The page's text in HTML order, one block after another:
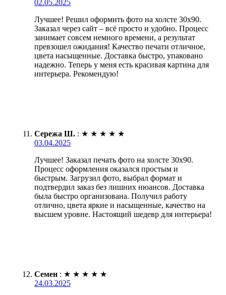
02.05.2025
Лучшее! Решил оформить фото на холсте 30х90.
Заказал через сайт – всё просто и удобно. Процесс
занимает совсем немного времени, а результат
превзошел ожидания! Качество печати отличное,
цвета насыщенные. Доставка быстро, упаковано
надежно. Теперь у меня есть красивая картина для
интерьера. Рекомендую!
Сережа Ш. : ★ ★ ★ ★ ★
03.04.2025
Лучшее! Заказал печать фото на холсте 30х90.
Процесс оформления оказался простым и
быстрым. Загрузил фото, выбрал формат и
подтвердил заказ без лишних нюансов. Доставка
была быстро организована. Получил работу
отлично, цвета яркие и насыщенные, качество на
высшем уровне. Настоящий шедевр для интерьера!
Семен : ★ ★ ★ ★ ★
24.03.2025